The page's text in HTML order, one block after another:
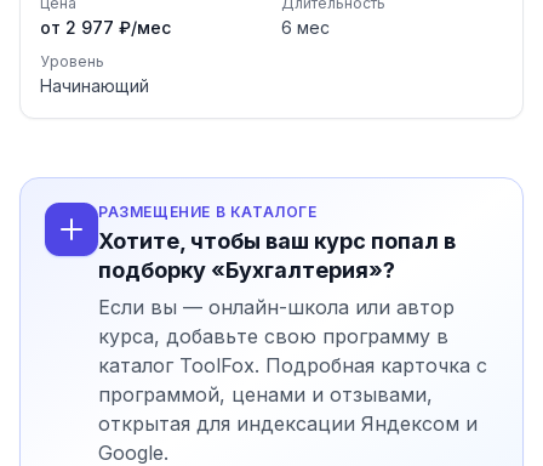
от 2 977 ₽/мес 6 мес
Уровень
Начинающий
РАЗМЕЩЕНИЕ В КАТАЛОГЕ
Хотите, чтобы ваш курс попал в
подборку «Бухгалтерия»?
Если вы — онлайн-школа или автор
курса, добавьте свою программу в
каталог ToolFox. Подробная карточка с
программой, ценами и отзывами,
открытая для индексации Яндексом и
Google.